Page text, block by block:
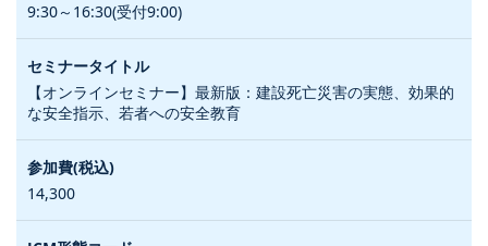
9:30～16:30(受付9:00)
【オンラインセミナー】最新版：建設死亡災害の実態、効果的
な安全指示、若者への安全教育
14,300